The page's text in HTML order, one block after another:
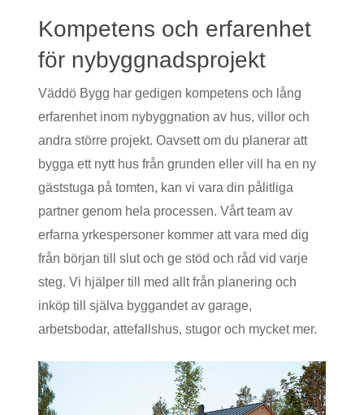
Kompetens och erfarenhet
för nybyggnadsprojekt
Väddö Bygg har gedigen kompetens och lång
erfarenhet inom nybyggnation av hus, villor och
andra större projekt. Oavsett om du planerar att
bygga ett nytt hus från grunden eller vill ha en ny
gäststuga på tomten, kan vi vara din pålitliga
partner genom hela processen. Vårt team av
erfarna yrkespersoner kommer att vara med dig
från början till slut och ge stöd och råd vid varje
steg. Vi hjälper till med allt från planering och
inköp till själva byggandet av garage,
arbetsbodar, attefallshus, stugor och mycket mer.